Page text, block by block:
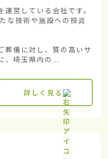
営している会社です。
な技術や施設への投資
葬儀に対し、質の高いサ
、埼玉県内の...
詳しく見る